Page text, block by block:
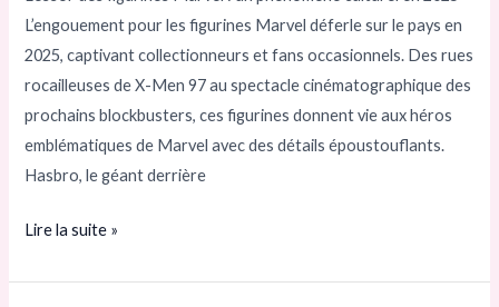
L’engouement pour les figurines Marvel déferle sur le pays en
2025, captivant collectionneurs et fans occasionnels. Des rues
rocailleuses de X-Men 97 au spectacle cinématographique des
prochains blockbusters, ces figurines donnent vie aux héros
emblématiques de Marvel avec des détails époustouflants.
Hasbro, le géant derrière
les
plus
populaires
2025
captivent
fans
Lire la suite »